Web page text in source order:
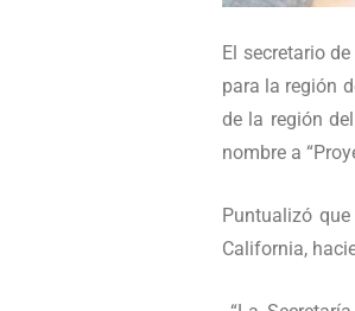
El secretario de
para la región
de la región
nombre a
Puntualizó
California,